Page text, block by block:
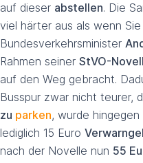
auf dieser abstellen. Die
viel härter aus als wenn
Bundesverkehrsminister
Rahmen seiner StVO-
auf den Weg gebracht.
Busspur zwar nicht teurer,
zu parken, wurde
lediglich 15 Euro
nach der Novelle nun 55